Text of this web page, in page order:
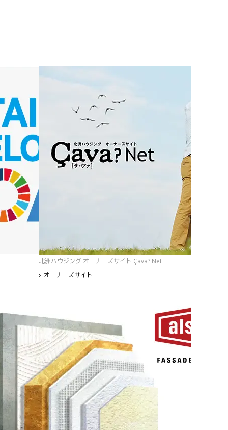
北洲ハウジング オーナーズサイト Çava? Net
オーナーズサイト